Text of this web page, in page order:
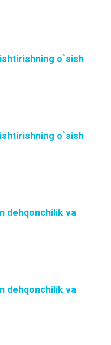
o`sish
o`sish
dehqonchilik va
dehqonchilik va